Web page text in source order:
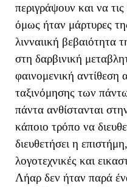
περιγράψουν και να
όμως ήταν μάρτυρες
λινναιική βεβαιότητα
στη δαρβινική
φαινομενική αντίθεση
ταξινόμησης των
πάντα ανθίστανται
κάποιο τρόπο να
διευθετήσει η
λογοτεχνικές και
Λήαρ δεν ήταν παρά